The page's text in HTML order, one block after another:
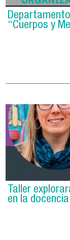
“Cuerpos y
Taller
en la